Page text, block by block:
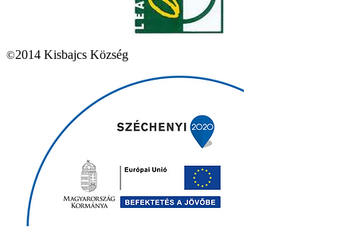
©2014 Kisbajcs Község